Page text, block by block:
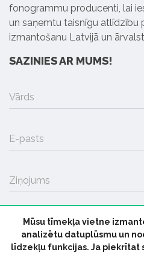
fonogrammu producenti, lai
un saņemtu taisnīgu atlīdzību
izmantošanu Latvijā un
SAZINIES AR MUMS!
Vārds
E-pasts
Ziņojums
Mūsu tīmekļa vietne
analizētu datuplūsmu un
līdzekļu funkcijas. Ja piekrītat